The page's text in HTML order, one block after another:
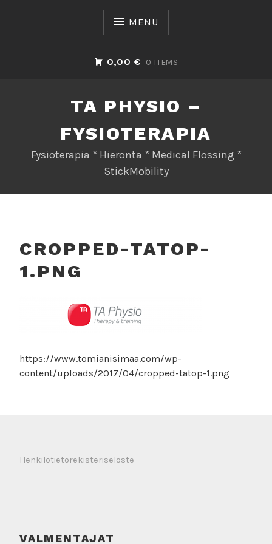
MENU
0,00 € 0 ITEMS
TA PHYSIO –
FYSIOTERAPIA
Fysioterapia * Hieronta * Medical Flossing *
StickMobility
CROPPED-TATOP-
1.PNG
https://www.tomianisimaa.com/wp-
content/uploads/2017/04/cropped-tatop-1.png
Henkilötietorekisteriseloste
VALMENTAJAT